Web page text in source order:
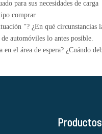
para sus necesidades de carga
comprar
automóviles lo antes posible.
Productos